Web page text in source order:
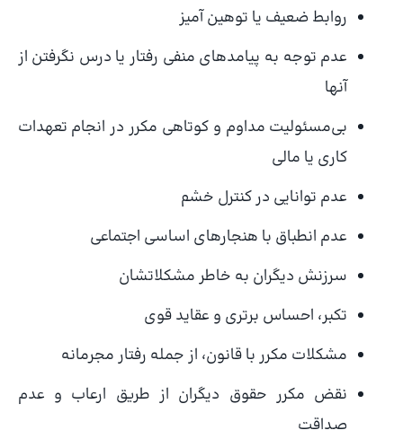
روابط ضعیف یا توهین آمیز
عدم توجه به پیامدهای منفی رفتار یا درس نگرفتن از
آنها
بی‌مسئولیت مداوم و کوتاهی مکرر در انجام تعهدات
کاری یا مالی
عدم توانایی در کنترل خشم
عدم انطباق با هنجارهای اساسی اجتماعی
سرزنش دیگران به خاطر مشکلاتشان
تکبر، احساس برتری و عقاید قوی
مشکلات مکرر با قانون، از جمله رفتار مجرمانه
نقض مکرر حقوق دیگران از طریق ارعاب و عدم
صداقت